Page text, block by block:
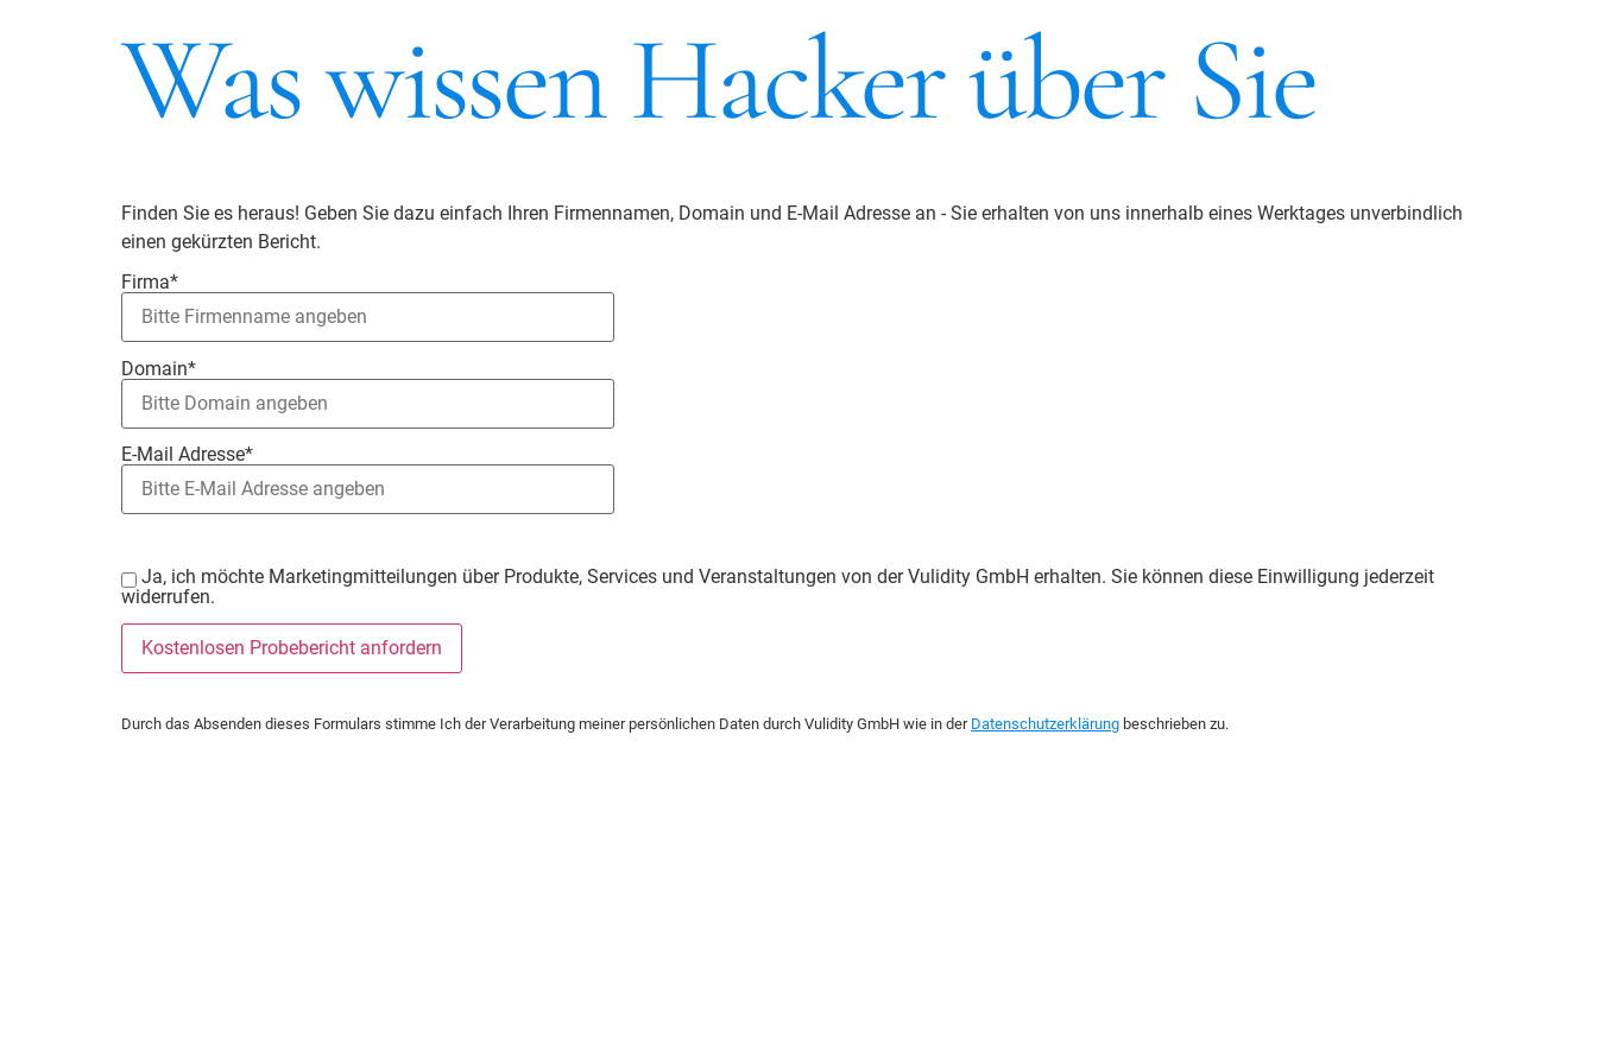
Was wissen Hacker über Sie
Finden Sie es heraus! Geben Sie dazu einfach Ihren Firmennamen, Domain und E-Mail Adresse an - Sie erhalten von uns innerhalb eines Werktages unverbindlich
einen gekürzten Bericht.
Firma*
Domain*
E-Mail Adresse*
Ja, ich möchte Marketingmitteilungen über Produkte, Services und Veranstaltungen von der Vulidity GmbH erhalten. Sie können diese Einwilligung jederzeit
widerrufen.
Durch das Absenden dieses Formulars stimme Ich der Verarbeitung meiner persönlichen Daten durch Vulidity GmbH wie in der Datenschutzerklärung beschrieben zu.